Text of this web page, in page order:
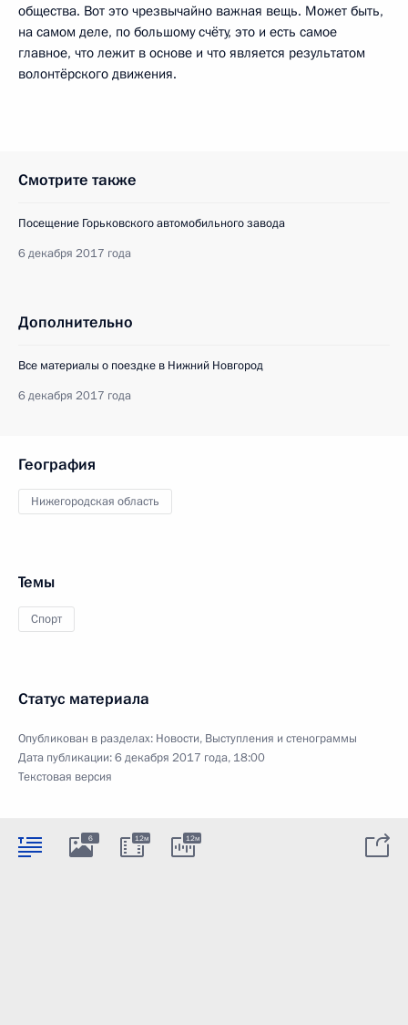
общества. Вот это чрезвычайно важная вещь. Может быть,
на самом деле, по большому счёту, это и есть самое
главное, что лежит в основе и что является результатом
волонтёрского движения.
Смотрите также
Посещение Горьковского автомобильного завода
6 декабря 2017 года
Дополнительно
Все материалы о поездке в Нижний Новгород
6 декабря 2017 года
География
Нижегородская область
Темы
Спорт
Статус материала
Опубликован в разделах: Новости, Выступления и стенограммы
Дата публикации:6 декабря 2017 года, 18:00
Текстовая версия
6 12м 12м